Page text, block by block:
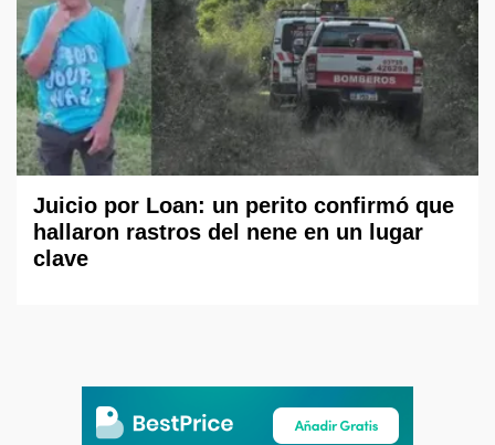
Juicio por Loan: un perito confirmó que
hallaron rastros del nene en un lugar
clave